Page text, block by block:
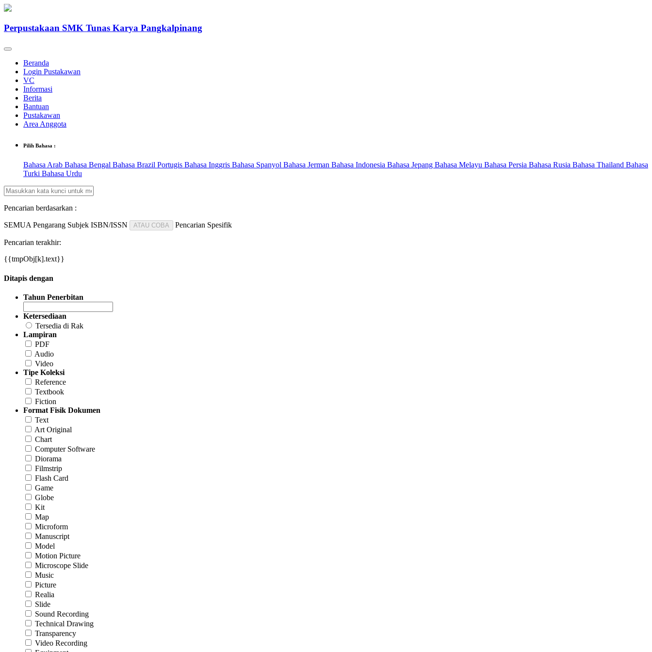
Perpustakaan SMK Tunas Karya Pangkalpinang
Beranda
Login Pustakawan
VC
Informasi
Berita
Bantuan
Pustakawan
Area Anggota
Pilih Bahasa :
Bahasa Arab Bahasa Bengal Bahasa Brazil Portugis Bahasa Inggris Bahasa Spanyol Bahasa Jerman Bahasa Indonesia Bahasa Jepang Bahasa Melayu Bahasa Persia Bahasa Rusia Bahasa Thailand Bahasa
Turki Bahasa Urdu
Pencarian berdasarkan :
SEMUA Pengarang Subjek ISBN/ISSN ATAU COBA Pencarian Spesifik
Pencarian terakhir:
{{tmpObj[k].text}}
Ditapis dengan
Tahun Penerbitan
Ketersediaan
Tersedia di Rak
Lampiran
PDF
Audio
Video
Tipe Koleksi
Reference
Textbook
Fiction
Format Fisik Dokumen
Text
Art Original
Chart
Computer Software
Diorama
Filmstrip
Flash Card
Game
Globe
Kit
Map
Microform
Manuscript
Model
Motion Picture
Microscope Slide
Music
Picture
Realia
Slide
Sound Recording
Technical Drawing
Transparency
Video Recording